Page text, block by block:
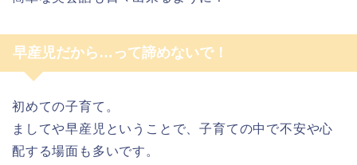
早産児だから…って諦めないで！
初めての子育て。
ましてや早産児ということで、子育ての中で不安や心
配する場面も多いです。